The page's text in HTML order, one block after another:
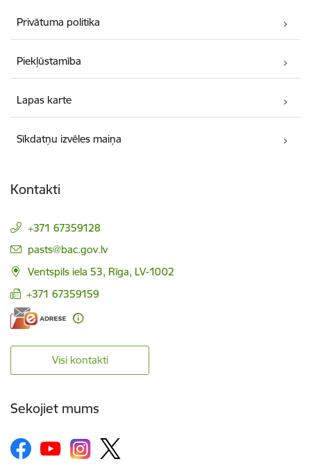
Privātuma politika
Piekļūstamība
Lapas karte
Sīkdatņu izvēles maiņa
Kontakti
+371 67359128
E-pasts:
pasts@bac.gov.lv
Ventspils iela 53, Rīga, LV-1002
+371 67359159
Visi kontakti
Sekojiet mums